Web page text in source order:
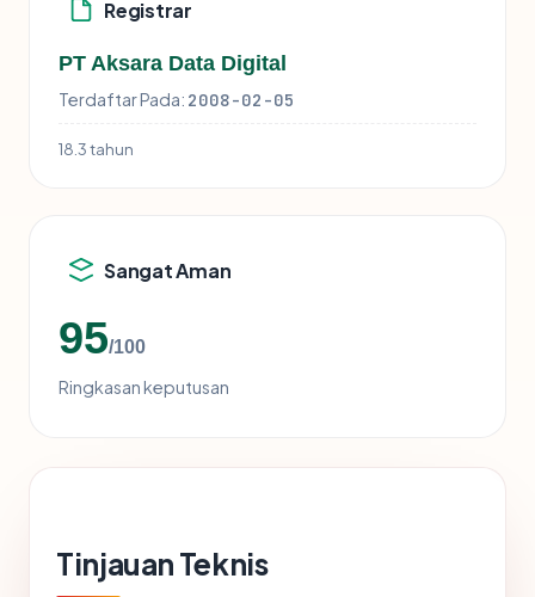
Registrar
PT Aksara Data Digital
Terdaftar Pada: 2008-02-05
18.3 tahun
Sangat Aman
95/100
Ringkasan keputusan
Tinjauan Teknis